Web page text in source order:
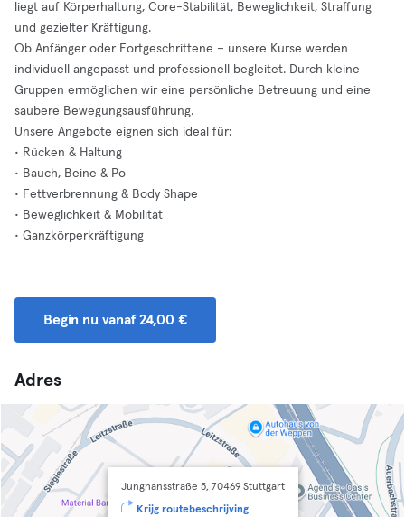
liegt auf Körperhaltung, Core-Stabilität, Beweglichkeit, Straffung
und gezielter Kräftigung.
Ob Anfänger oder Fortgeschrittene – unsere Kurse werden
individuell angepasst und professionell begleitet. Durch kleine
Gruppen ermöglichen wir eine persönliche Betreuung und eine
saubere Bewegungsausführung.
Unsere Angebote eignen sich ideal für:
• Rücken & Haltung
• Bauch, Beine & Po
• Fettverbrennung & Body Shape
• Beweglichkeit & Mobilität
• Ganzkörperkräftigung
Begin nu vanaf 24,00 €
Adres
Junghansstraße 5, 70469 Stuttgart
Krijg routebeschrijving